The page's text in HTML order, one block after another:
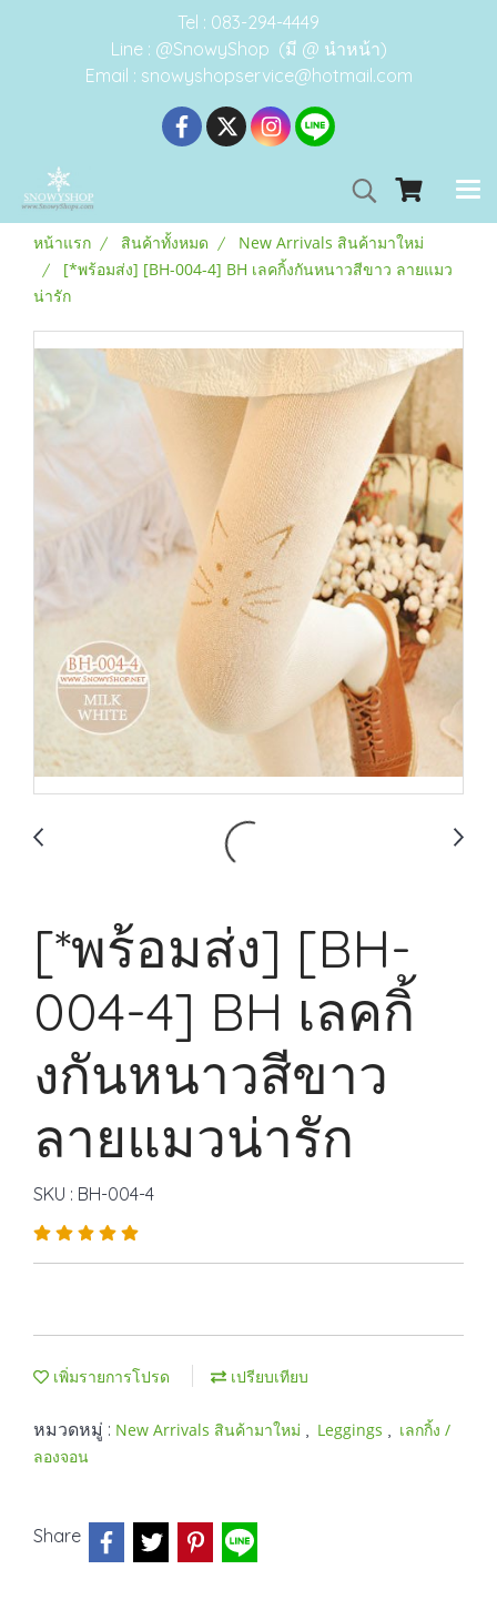
Tel : 083-294-4449
Line : @SnowyShop (มี @ นำหน้า)
Email : snowyshopservice@hotmail.com
หน้าแรก สินค้าทั้งหมด
New Arrivals สินค้ามาใหม่
[*พร้อมส่ง] [BH-004-4] BH เลคกิ้งกันหนาวสีขาว ลายแมว
น่ารัก
[*พร้อมส่ง] [BH-
004-4] BH เลคกิ้
งกันหนาวสีขาว
ลายแมวน่ารัก
SKU : BH-004-4
เพิ่มรายการโปรด เปรียบเทียบ
หมวดหมู่ : New Arrivals สินค้ามาใหม่ , Leggings , เลกกิ้ง /
ลองจอน
Share